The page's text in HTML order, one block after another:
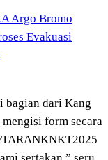
Argo Bromo
Evakuasi
bagian dari Kang
form secara